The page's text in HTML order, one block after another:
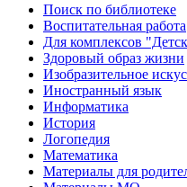
Поиск по библиотеке
Воспитательная работа
Для комплексов
Здоровый образ жизни
Изобразительное
Иностранный язык
Информатика
История
Логопедия
Математика
Материалы для